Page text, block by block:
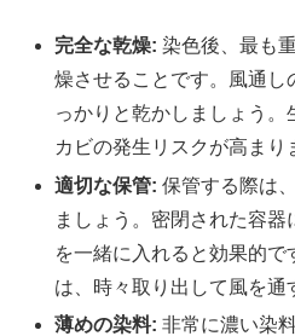
完全な乾燥: 染色後、最も
燥させることです。風通し
っかりと乾かしましょう。
カビの発生リスクが高まり
適切な保管: 保管する際は
ましょう。密閉された容器
を一緒に入れると効果的
は、時々取り出して風を通
薄めの染料: 非常に濃い染